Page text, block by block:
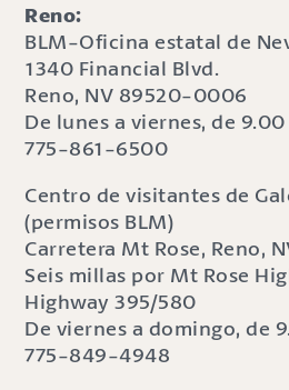
Reno:
BLM-Oficina estatal de
1340 Financial Blvd.
Reno, NV 89520-0006
De lunes a viernes, de
775-861-6500
Centro de visitantes de
(permisos BLM)
Carretera Mt Rose, Reno,
Seis millas por Mt Rose
Highway 395/580
De viernes a domingo, de
775-849-4948